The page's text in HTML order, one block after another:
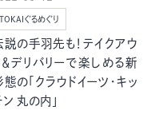
TOKAIぐるめぐり
説の手羽先も！テイクアウ
＆デリバリーで楽しめる新
態の「クラウドイーツ・キッ
ン 丸の内」